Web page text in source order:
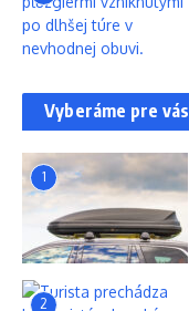
Vyberáme pre vás
1
2